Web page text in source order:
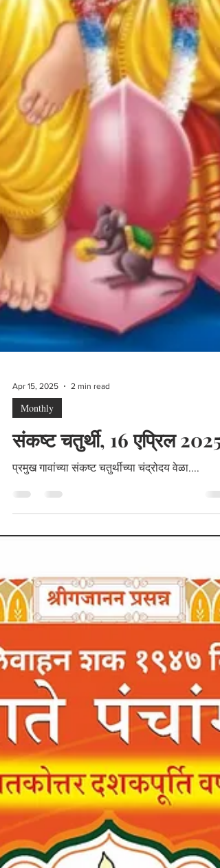
Apr 15, 2025
Monthly
संकष्ट चतुर्थी, 16 एप्रिल 2025
प्रमुख गावांच्या संकष्ट चतुर्थीच्या चंद्रोदय वेळा....